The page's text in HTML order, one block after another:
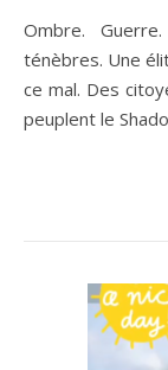
Ombre. Guerre. Chaos. Un royaume envahi par les
ténèbres. Une
ce mal. Des
peuplent le